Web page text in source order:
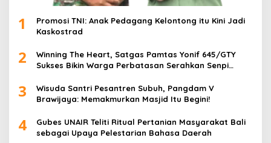
1
Promosi TNI: Anak Pedagang Kelontong itu Kini Jadi
Kaskostrad
2
Winning The Heart, Satgas Pamtas Yonif 645/GTY
Sukses Bikin Warga Perbatasan Serahkan Senpi
3
Wisuda Santri Pesantren Subuh, Pangdam V
Brawijaya: Memakmurkan Masjid Itu Begini!
4
Gubes UNAIR Teliti Ritual Pertanian Masyarakat Bali
sebagai Upaya Pelestarian Bahasa Daerah